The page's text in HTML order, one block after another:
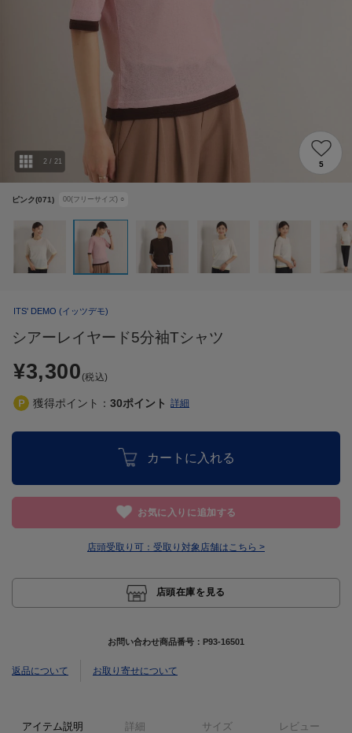
ピンク(071) 00(フリーサイズ) ○
2 / 21 5
ITS' DEMO (イッツデモ)
シアーレイヤード5分袖Tシャツ
¥3,300 (税込)
獲得ポイント： 30ポイント 詳細
カートに入れる
お気に入りに追加する
店頭受取り可： 受取り対象店舗はこちら >
店頭在庫を見る
お問い合わせ商品番号： P93-16501
返品について お取り寄せについて
アイテム説明 詳細 サイズ レビュー